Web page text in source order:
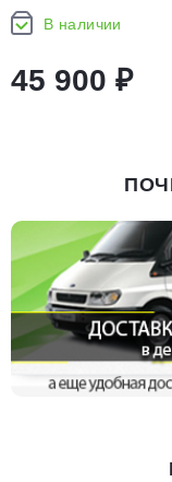
В наличии
45 900 ₽